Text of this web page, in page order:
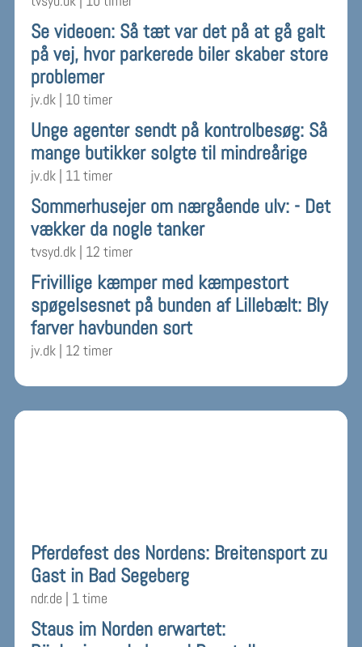
Se videoen: Så tæt var det på at gå galt
på vej, hvor parkerede biler skaber store
problemer
jv.dk| 10 timer
Unge agenter sendt på kontrolbesøg: Så
mange butikker solgte til mindreårige
jv.dk| 11 timer
Sommerhusejer om nærgående ulv: - Det
vækker da nogle tanker
tvsyd.dk| 12 timer
Frivillige kæmper med kæmpestort
spøgelsesnet på bunden af Lillebælt: Bly
farver havbunden sort
jv.dk| 12 timer
Pferdefest des Nordens: Breitensport zu
Gast in Bad Segeberg
ndr.de | 1 time
Staus im Norden erwartet: